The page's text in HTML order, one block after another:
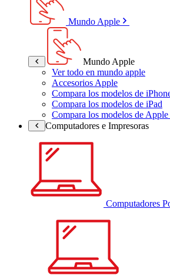
Mundo Apple
Mundo Apple
Ver todo en mundo apple
Accesorios Apple
Compara los modelos de
Compara los modelos de iPad
Compara los modelos de
Computadores e Impresoras
Computadores